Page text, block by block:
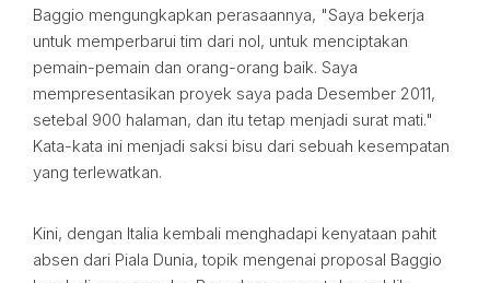
Baggio mengungkapkan perasaannya, "Saya bekerja
untuk memperbarui tim dari nol, untuk menciptakan
pemain-pemain dan orang-orang baik. Saya
mempresentasikan proyek saya pada Desember 2011,
setebal 900 halaman, dan itu tetap menjadi surat mati."
Kata-kata ini menjadi saksi bisu dari sebuah kesempatan
yang terlewatkan.
Kini, dengan Italia kembali menghadapi kenyataan pahit
absen dari Piala Dunia, topik mengenai proposal Baggio